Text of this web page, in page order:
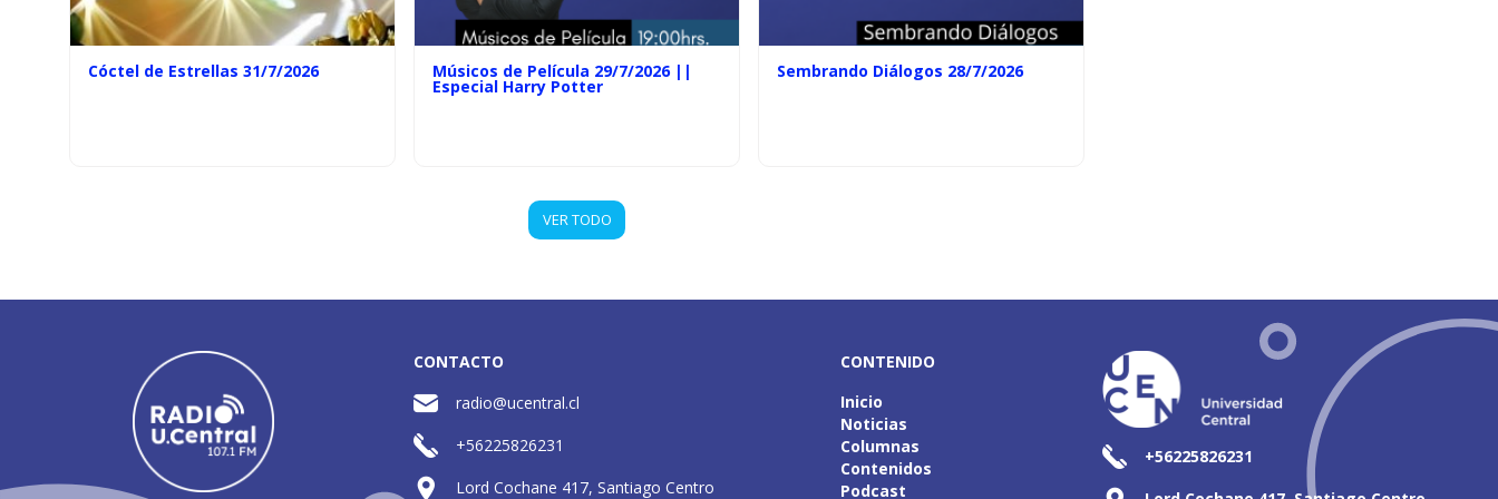
Cóctel de Estrellas 31/7/2026 Músicos de Película 29/7/2026 ||
Especial Harry Potter
Sembrando Diálogos 28/7/2026
VER TODO
CONTACTO
radio@ucentral.cl
+56225826231
Lord Cochane 417, Santiago Centro
CONTENIDO
Inicio
Noticias
Columnas
Contenidos
Podcast
+56225826231